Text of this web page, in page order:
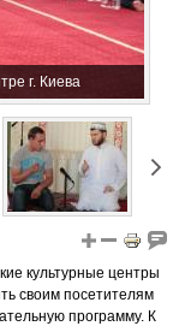
г. Киева
культурные центры
своим посетителям
программу. К